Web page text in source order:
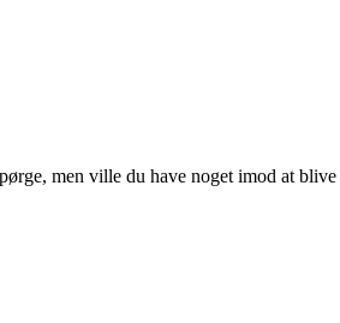
men ville du have noget imod at